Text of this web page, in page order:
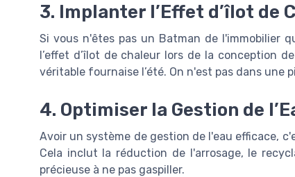
3. Implanter l’Effet d’îlot de
Si vous n'êtes pas un Batman de l'immobilier
l’effet d’îlot de chaleur lors de la conception
véritable fournaise l’été. On n'est pas dans une
4. Optimiser la Gestion de
Avoir un système de gestion de l'eau efficace,
Cela inclut la réduction de l'arrosage, le
précieuse à ne pas gaspiller.